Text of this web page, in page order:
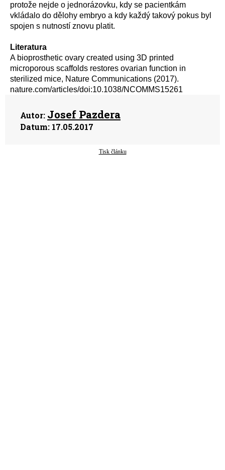
protože nejde o jednorázovku, kdy se pacientkám
vkládalo do dělohy embryo a kdy každý takový pokus byl
spojen s nutností znovu platit.
Literatura
A bioprosthetic ovary created using 3D printed
microporous scaffolds restores ovarian function in
sterilized mice, Nature Communications (2017).
nature.com/articles/doi:10.1038/NCOMMS15261
Autor: Josef Pazdera
Datum: 17.05.2017
Tisk článku